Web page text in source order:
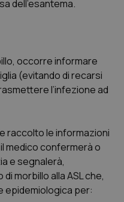
Collo
dell’esantema.
occorre informare
(evitando di recarsi
l’infezione ad
raccolto le informazioni
medico confermerà o
e segnalerà,
morbillo alla ASL che,
epidemiologica per: